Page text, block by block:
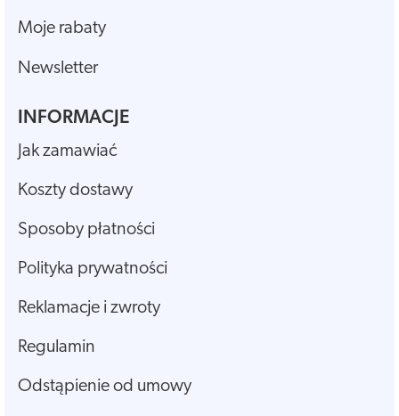
Moje rabaty
Newsletter
INFORMACJE
Jak zamawiać
Koszty dostawy
Sposoby płatności
Polityka prywatności
Reklamacje i zwroty
Regulamin
Odstąpienie od umowy